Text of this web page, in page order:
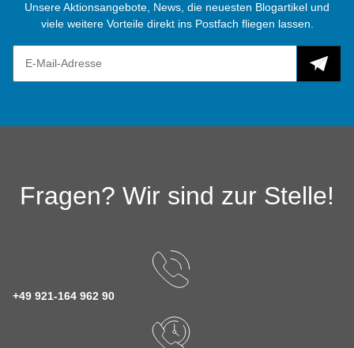
Unsere Aktionsangebote, News, die neuesten Blogartikel und
viele weitere Vorteile direkt ins Postfach fliegen lassen.
Fragen? Wir sind zur Stelle!
+49 921-164 962 90